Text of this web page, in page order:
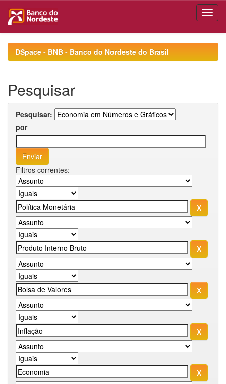
navigationDSpace - BNB - Banco do Nordeste do Brasil
Pesquisar
Pesquisar:
por
Filtros correntes: